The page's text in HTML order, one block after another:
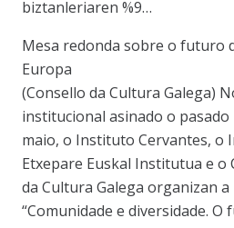
biztanleriaren %9…
Mesa redonda sobre o futuro
Europa
(Consello da Cultura Galega)
institucional asinado o pasado
maio, o Instituto Cervantes, o
Etxepare Euskal Institutua e o
da Cultura Galega organizan
“Comunidade e diversidade.